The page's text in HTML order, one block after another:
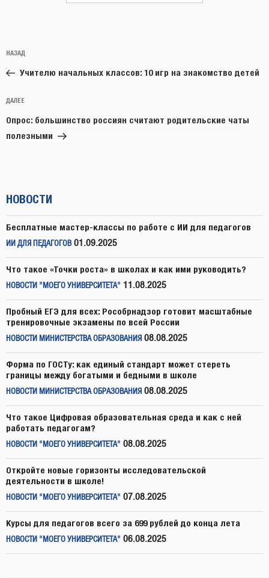
по
записям
Предыдущая
запись:
НАЗАД
Учителю начальных классов: 10 игр на знакомство детей
Следующая
запись
ДАЛЕЕ
Опрос: большинство россиян считают родительские чаты
полезными
НОВОСТИ
Бесплатные мастер-классы по работе с ИИ для педагогов
ИИ ДЛЯ ПЕДАГОГОВ 01.09.2025
Что такое «Точки роста» в школах и как ими руководить?
НОВОСТИ "МОЕГО УНИВЕРСИТЕТА" 11.08.2025
Пробный ЕГЭ для всех: Рособрнадзор готовит масштабные
тренировочные экзамены по всей России
НОВОСТИ МИНИСТЕРСТВА ОБРАЗОВАНИЯ 08.08.2025
Форма по ГОСТу: как единый стандарт может стереть
границы между богатыми и бедными в школе
НОВОСТИ МИНИСТЕРСТВА ОБРАЗОВАНИЯ 08.08.2025
Что такое Цифровая образовательная среда и как с ней
работать педагогам?
НОВОСТИ "МОЕГО УНИВЕРСИТЕТА" 08.08.2025
Откройте новые горизонты исследовательской
деятельности в школе!
НОВОСТИ "МОЕГО УНИВЕРСИТЕТА" 07.08.2025
Курсы для педагогов всего за 699 рублей до конца лета
НОВОСТИ "МОЕГО УНИВЕРСИТЕТА" 06.08.2025